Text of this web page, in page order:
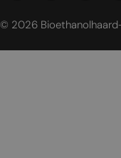
© 2026